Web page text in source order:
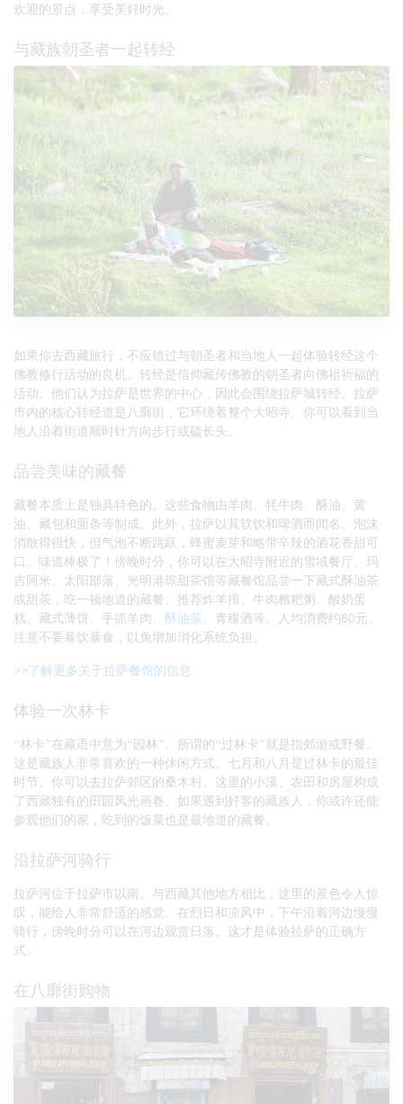
欢迎的景点，享受美好时光。
与藏族朝圣者一起转经
如果你去西藏旅行，不应错过与朝圣者和当地人一起体验转经这个
佛教修行活动的良机。转经是信仰藏传佛教的朝圣者向佛祖祈福的
活动。他们认为拉萨是世界的中心，因此会围绕拉萨城转经。拉萨
市内的核心转经道是八廓街，它环绕着整个大昭寺。你可以看到当
地人沿着街道顺时针方向步行或磕长头。
品尝美味的藏餐
藏餐本质上是独具特色的。这些食物由羊肉、牦牛肉、酥油、黄
油、藏包和面条等制成。此外，拉萨以其软饮和啤酒而闻名。泡沫
消散得很快，但气泡不断跳跃，蜂蜜麦芽和略带辛辣的酒花香甜可
口。味道棒极了！傍晚时分，你可以在大昭寺附近的雪域餐厅、玛
吉阿米、太阳部落、光明港琼甜茶馆等藏餐馆品尝一下藏式酥油茶
或甜茶，吃一顿地道的藏餐。推荐炸羊排、牛肉糌粑粥、酸奶蛋
糕、藏式薄饼、手抓羊肉、 酥油茶 、青稞酒等。人均消费约80元。
注意不要暴饮暴食，以免增加消化系统负担。
>>了解更多关于拉萨餐馆的信息
体验一次林卡
“林卡”在藏语中意为“园林”。所谓的“过林卡”就是指郊游或野餐。
这是藏族人非常喜欢的一种休闲方式。七月和八月是过林卡的最佳
时节。你可以去拉萨郊区的桑木村。这里的小溪、农田和房屋构成
了西藏独有的田园风光画卷。如果遇到好客的藏族人，你或许还能
参观他们的家，吃到的饭菜也是最地道的藏餐。
沿拉萨河骑行
拉萨河位于拉萨市以南。与西藏其他地方相比，这里的景色令人惊
叹，能给人非常舒适的感觉。在烈日和凉风中，下午沿着河边慢慢
骑行，傍晚时分可以在河边观赏日落。这才是体验拉萨的正确方
式。
在八廓街购物